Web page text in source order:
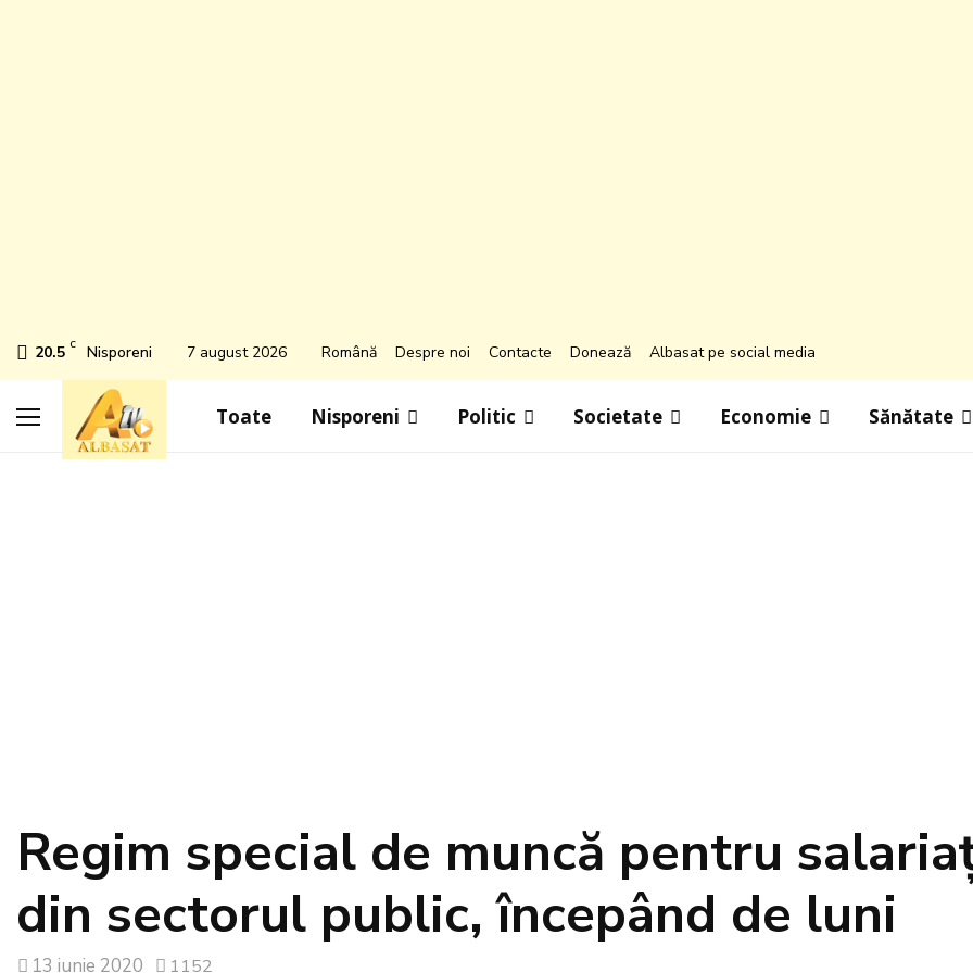
20.5 C Nisporeni 7 august 2026 Română Despre noi Contacte Donează Albasat pe social media
Toate Nisporeni Politic Societate Economie Sănătate
Regim special de muncă pentru
din sectorul public, începând de luni
13 iunie 2020 1152